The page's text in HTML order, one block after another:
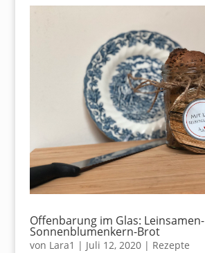
Offenbarung im Glas: Leinsamen-
Sonnenblumenkern-Brot
von Lara1 | Juli 12, 2020| Rezepte